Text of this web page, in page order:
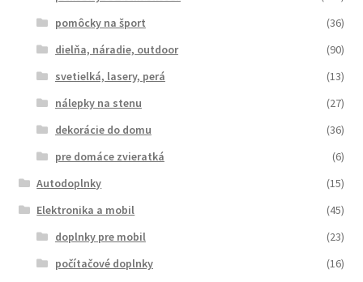
pomôcky na šport
(36)
dielňa, náradie, outdoor
(90)
svetielká, lasery, perá
(13)
nálepky na stenu
(27)
dekorácie do domu
(36)
pre domáce zvieratká
(6)
Autodoplnky
(15)
Elektronika a mobil
(45)
doplnky pre mobil
(23)
počítačové doplnky
(16)